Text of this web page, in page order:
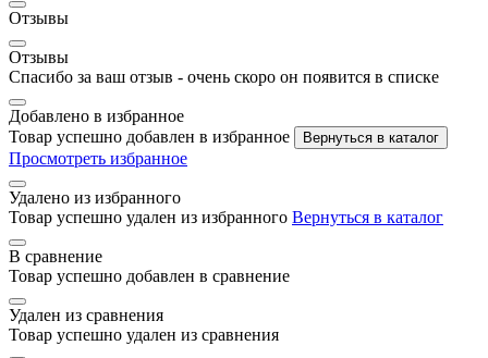
Отзывы
Отзывы
Спасибо за ваш отзыв - очень скоро он появится в списке
Добавлено в избранное
Товар успешно добавлен в избранное
Вернуться в каталог
Просмотреть избранное
Удалено из избранного
Товар успешно удален из избранного Вернуться в каталог
В сравнение
Товар успешно добавлен в сравнение
Удален из сравнения
Товар успешно удален из сравнения